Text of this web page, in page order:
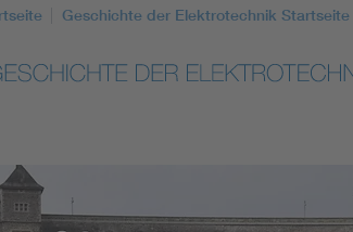
Geschichte der Elektrotechnik Startseite